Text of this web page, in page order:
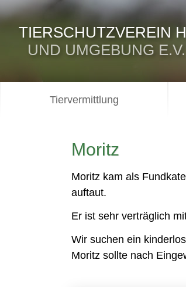
TIERSCHUTZVEREIN
UND UMGEBUNG E.V.
Tiervermittlung
Moritz
Moritz kam als
auftaut.
Er ist sehr verträglich
Wir suchen ein
Moritz sollte nach